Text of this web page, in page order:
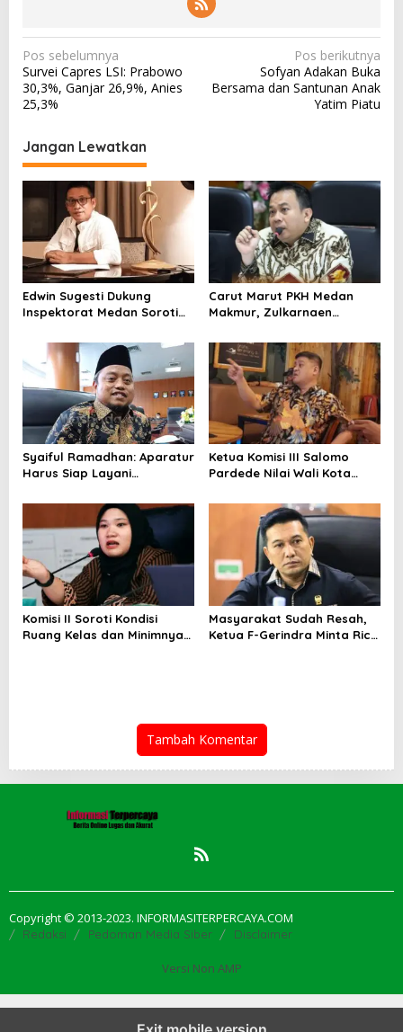
N
a
v
g
a
s
i
p
o
s
Pos sebelumnya
Survei Capres LSI: Prabowo
30,3%, Ganjar 26,9%, Anies
25,3%
Pos berikutnya
Sofyan Adakan Buka
Bersama dan Santunan Anak
Yatim Piatu
Jangan Lewatkan
Edwin Sugesti Dukung
Inspektorat Medan Soroti
Terkait Rendahnya Serapan
Anggaran
Carut Marut PKH Medan
Makmur, Zulkarnaen
Pemko Salurkan Bansos
Syaiful Ramadhan: Aparatur
Harus Siap Layani
Senang
Ketua Komisi III Salomo
Pardede Nilai Wali Kota
Pembangunan Merugi
Setiap Tahun
Komisi II Soroti Kondisi
Ruang Kelas dan Minimnya
Masyarakat Sudah Resah,
Ketua F-Gerindra Minta Rico
Tambah Komentar
Copyright © 2013-2023. INFORMASITERPERCAYA.COM
Redaksi Pedoman Media Siber Disclaimer
Versi Non AMP